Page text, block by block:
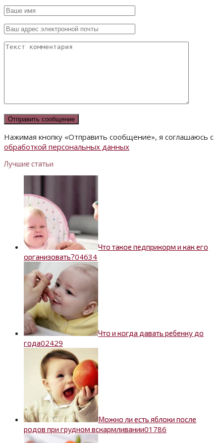
Нажимая кнопку «Отправить сообщение», я соглашаюсь с
обработкой персональных данных
Лучшие статьи
Что такое педприкорм и как его
организовать?04634
Что и когда давать ребенку до
года02429
Можно ли есть яблоки после
родов при грудном вскармливании01786